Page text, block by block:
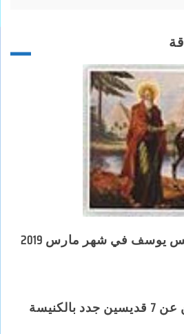
يوسف في شهر مارس 2019
البابا فرنسيس يعلن عن 7 قديسين جدد بالكنيسة